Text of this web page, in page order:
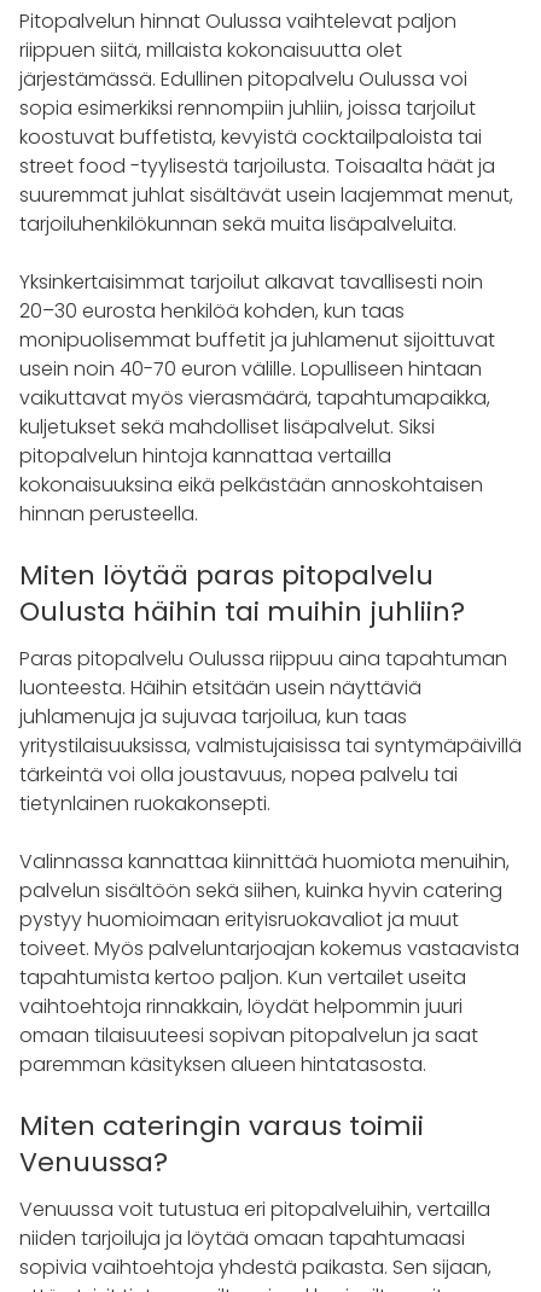
Pitopalvelun hinnat Oulussa vaihtelevat paljon
riippuen siitä, millaista kokonaisuutta olet
järjestämässä. Edullinen pitopalvelu Oulussa voi
sopia esimerkiksi rennompiin juhliin, joissa tarjoilut
koostuvat buffetista, kevyistä cocktailpaloista tai
street food -tyylisestä tarjoilusta. Toisaalta häät ja
suuremmat juhlat sisältävät usein laajemmat menut,
tarjoiluhenkilökunnan sekä muita lisäpalveluita.
Yksinkertaisimmat tarjoilut alkavat tavallisesti noin
20–30 eurosta henkilöä kohden, kun taas
monipuolisemmat buffetit ja juhlamenut sijoittuvat
usein noin 40-70 euron välille. Lopulliseen hintaan
vaikuttavat myös vierasmäärä, tapahtumapaikka,
kuljetukset sekä mahdolliset lisäpalvelut. Siksi
pitopalvelun hintoja kannattaa vertailla
kokonaisuuksina eikä pelkästään annoskohtaisen
hinnan perusteella.
Miten löytää paras pitopalvelu
Oulusta häihin tai muihin juhliin?
Paras pitopalvelu Oulussa riippuu aina tapahtuman
luonteesta. Häihin etsitään usein näyttäviä
juhlamenuja ja sujuvaa tarjoilua, kun taas
yritystilaisuuksissa, valmistujaisissa tai syntymäpäivillä
tärkeintä voi olla joustavuus, nopea palvelu tai
tietynlainen ruokakonsepti.
Valinnassa kannattaa kiinnittää huomiota menuihin,
palvelun sisältöön sekä siihen, kuinka hyvin catering
pystyy huomioimaan erityisruokavaliot ja muut
toiveet. Myös palveluntarjoajan kokemus vastaavista
tapahtumista kertoo paljon. Kun vertailet useita
vaihtoehtoja rinnakkain, löydät helpommin juuri
omaan tilaisuuteesi sopivan pitopalvelun ja saat
paremman käsityksen alueen hintatasosta.
Miten cateringin varaus toimii
Venuussa?
Venuussa voit tutustua eri pitopalveluihin, vertailla
niiden tarjoiluja ja löytää omaan tapahtumaasi
sopivia vaihtoehtoja yhdestä paikasta. Sen sijaan,